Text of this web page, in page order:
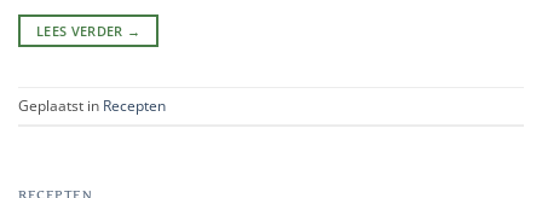
LEES VERDER →
Geplaatst in Recepten